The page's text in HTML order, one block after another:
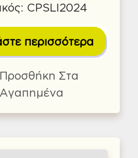
CPSLI2024
περισσότερα
Προσθήκη Στα
Αγαπημένα